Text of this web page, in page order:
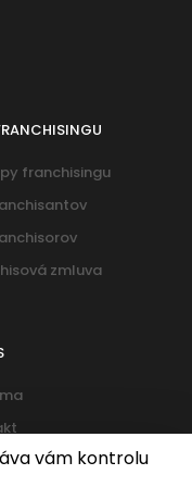
franchisingu
zmluva
vám kontrolu